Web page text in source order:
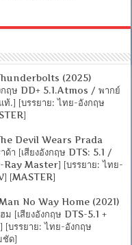
(2025)
กฤษ DD+ 5.1.Atmos / พากย์
.] [บรรยาย: ไทย-อังกฤษ
Devil Wears Prada
ด้า [เสียงอังกฤษ DTS: 5.1 /
Ray Master] [บรรยาย: ไทย-
[MASTER]
No Way Home (2021)
ม [เสียงอังกฤษ DTS-5.1 +
บรรยาย: ไทย-อังกฤษ
ชัด]